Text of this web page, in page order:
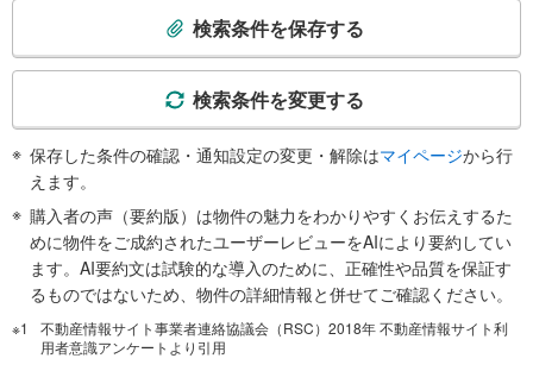
件
通
知
け
条
検索条件を保存する
検索条件を変更する
保存した条件の確認・通知設定の変更・解除はマイページから行
えます。
購入者の声（要約版）は物件の魅力をわかりやすくお伝えするた
めに物件をご成約されたユーザーレビューをAIにより要約してい
ます。AI要約文は試験的な導入のために、正確性や品質を保証す
るものではないため、物件の詳細情報と併せてご確認ください。
不動産情報サイト事業者連絡協議会（RSC）2018年 不動産情報サイト利
用者意識アンケートより引用